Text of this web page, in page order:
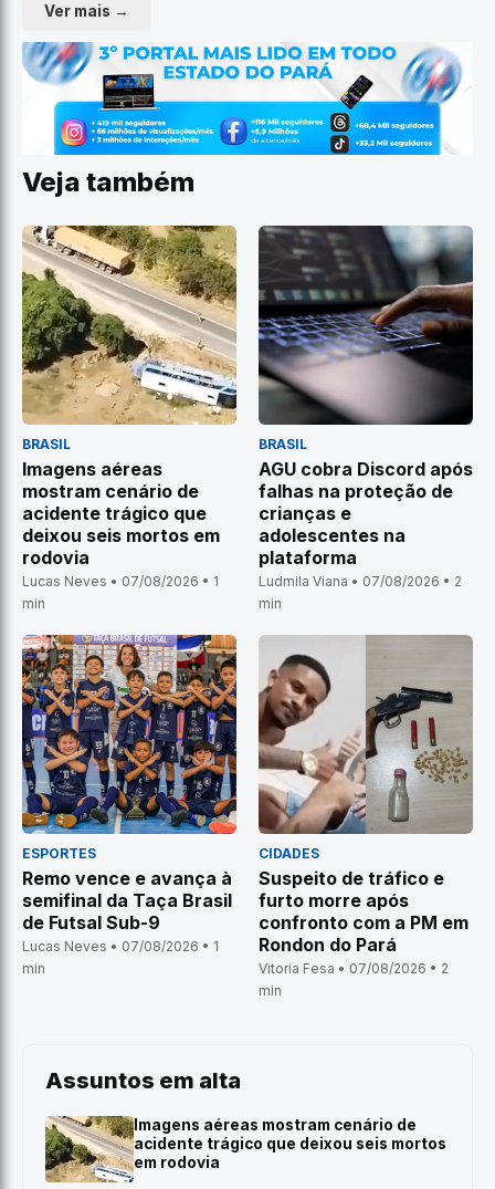
Ver mais →
Veja também
BRASIL
Imagens aéreas
mostram cenário de
acidente trágico que
deixou seis mortos em
rodovia
Lucas Neves • 07/08/2026 • 1
min
BRASIL
AGU cobra Discord após
falhas na proteção de
crianças e
adolescentes na
plataforma
Ludmila Viana • 07/08/2026 • 2
min
ESPORTES
Remo vence e avança à
semifinal da Taça Brasil
de Futsal Sub-9
Lucas Neves • 07/08/2026 • 1
min
CIDADES
Suspeito de tráfico e
furto morre após
confronto com a PM em
Rondon do Pará
Vitoria Fesa • 07/08/2026 • 2
min
Assuntos em alta
Imagens aéreas mostram cenário de
acidente trágico que deixou seis mortos
em rodovia